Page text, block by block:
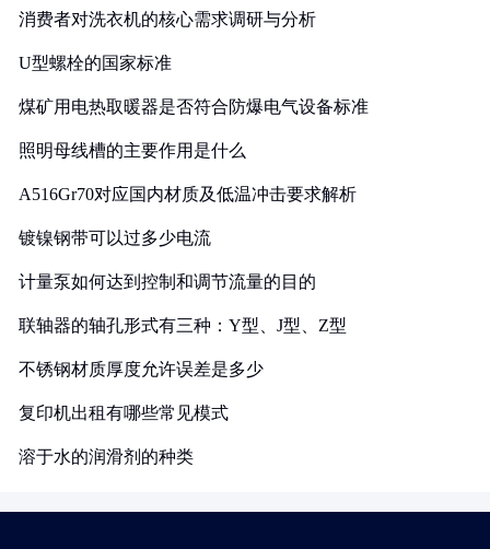
消费者对洗衣机的核心需求调研与分析
U型螺栓的国家标准
煤矿用电热取暖器是否符合防爆电气设备标准
照明母线槽的主要作用是什么
A516Gr70对应国内材质及低温冲击要求解析
镀镍钢带可以过多少电流
计量泵如何达到控制和调节流量的目的
联轴器的轴孔形式有三种：Y型、J型、Z型
不锈钢材质厚度允许误差是多少
复印机出租有哪些常见模式
溶于水的润滑剂的种类